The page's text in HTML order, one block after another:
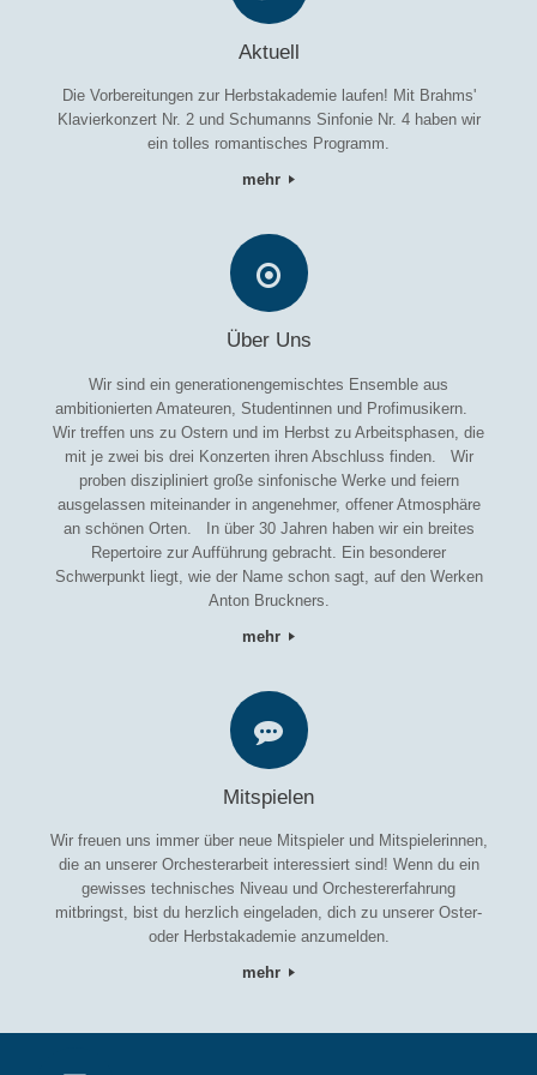
Aktuell
Die Vorbereitungen zur Herbstakademie laufen! Mit Brahms'
Klavierkonzert Nr. 2 und Schumanns Sinfonie Nr. 4 haben wir
ein tolles romantisches Programm.
mehr
Über Uns
Wir sind ein generationengemischtes Ensemble aus
ambitionierten Amateuren, Studentinnen und Profimusikern.
Wir treffen uns zu Ostern und im Herbst zu Arbeitsphasen, die
mit je zwei bis drei Konzerten ihren Abschluss finden. Wir
proben diszipliniert große sinfonische Werke und feiern
ausgelassen miteinander in angenehmer, offener Atmosphäre
an schönen Orten. In über 30 Jahren haben wir ein breites
Repertoire zur Aufführung gebracht. Ein besonderer
Schwerpunkt liegt, wie der Name schon sagt, auf den Werken
Anton Bruckners.
mehr
Mitspielen
Wir freuen uns immer über neue Mitspieler und Mitspielerinnen,
die an unserer Orchesterarbeit interessiert sind! Wenn du ein
gewisses technisches Niveau und Orchestererfahrung
mitbringst, bist du herzlich eingeladen, dich zu unserer Oster-
oder Herbstakademie anzumelden.
mehr